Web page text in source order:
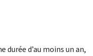
durée d’au moins un an,